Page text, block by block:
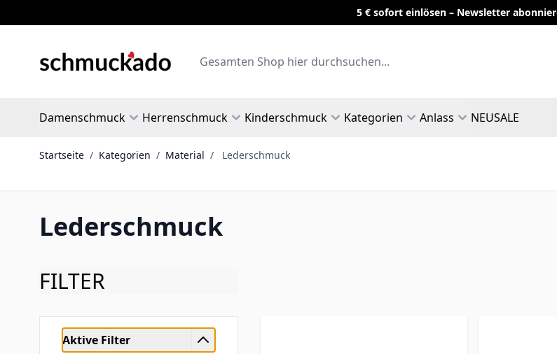
5 € sofort einlösen – Newsletter
Search
Damenschmuck Herrenschmuck Kinderschmuck Kategorien Anlass NEUSALE
Startseite / Kategorien / Material / Lederschmuck
Lederschmuck
FILTER
Aktive Filter